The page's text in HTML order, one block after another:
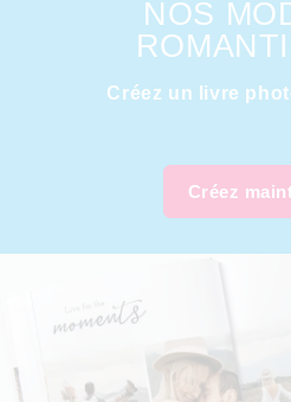
NOS
Créez un livre
Créez